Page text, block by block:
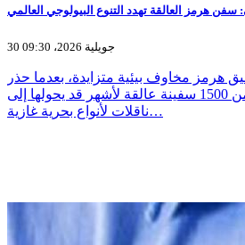
هرمز العالقة تهدد التنوع البيولوجي العالمي
30 جويلية 2026، 09:30
هرمز مخاوف بيئية متزايدة، بعدما حذر
باحثون من أن بقاء أكثر من 1500 سفينة عالقة لأشهر قد يحولها إلى
ناقلات لأنواع بحرية غازية…